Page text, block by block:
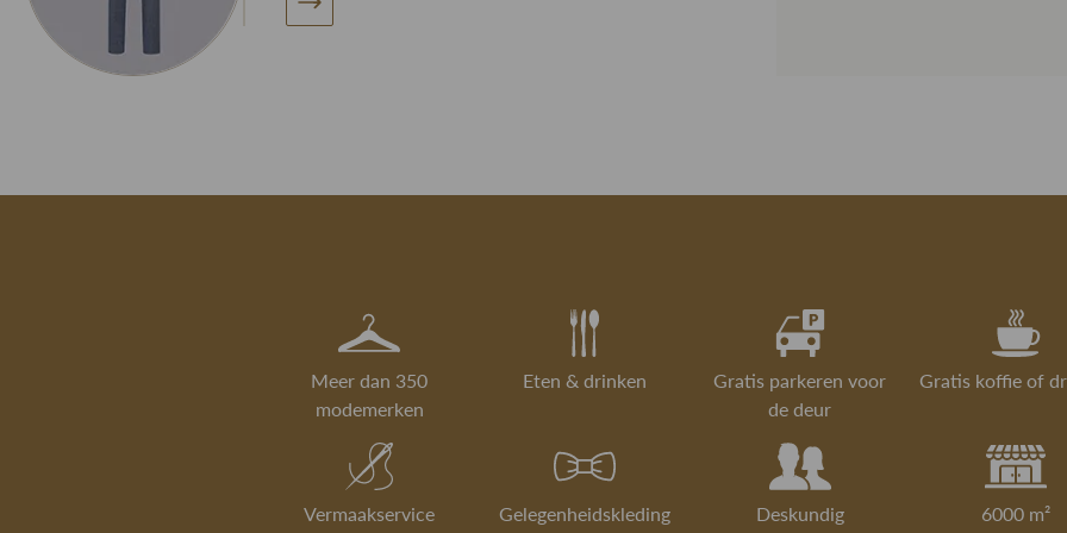
Lees hier
Meer dan 350
modemerken
Eten & drinken
Gratis parkeren voor
de deur
Gratis koffie of
Vermaakservice Gelegenheidskleding
Deskundig
6000 m²